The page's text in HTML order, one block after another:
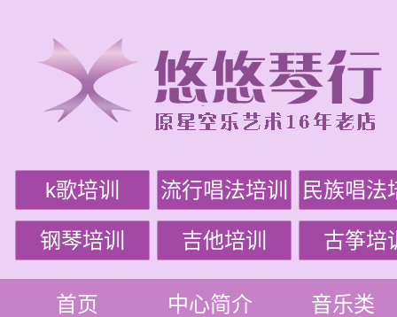
k歌培训 流行唱法培训 民族唱法
钢琴培训 吉他培训 古筝培
首页 中心简介 音乐类